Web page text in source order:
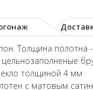
Толщина полотна
цельнозаполненые
толщиной 4 мм
с матовым